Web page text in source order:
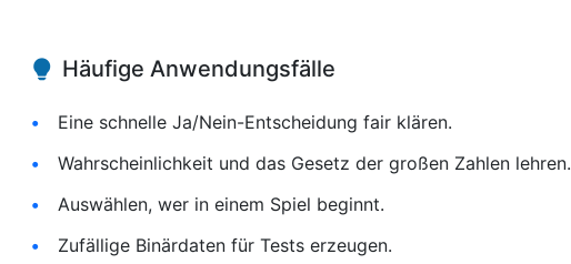
Häufige Anwendungsfälle
Eine schnelle Ja/Nein-Entscheidung fair klären.
Wahrscheinlichkeit und das Gesetz der großen Zahlen lehren.
Auswählen, wer in einem Spiel beginnt.
Zufällige Binärdaten für Tests erzeugen.